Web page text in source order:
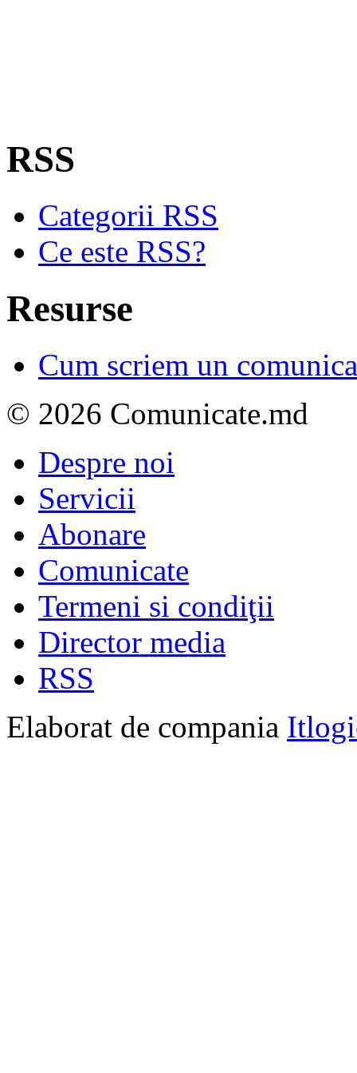
RSS
Categorii RSS
Ce este RSS?
Resurse
Cum scriem un
© 2026 Comunicate.md
Despre noi
Servicii
Abonare
Comunicate
Termeni si condiţii
Director media
RSS
Elaborat de compania